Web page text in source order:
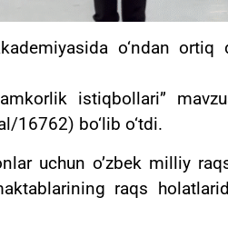
o‘ndan
istiqbollari”
16762) bo‘lib o‘tdi.
uchun o’zbek milliy
raqs